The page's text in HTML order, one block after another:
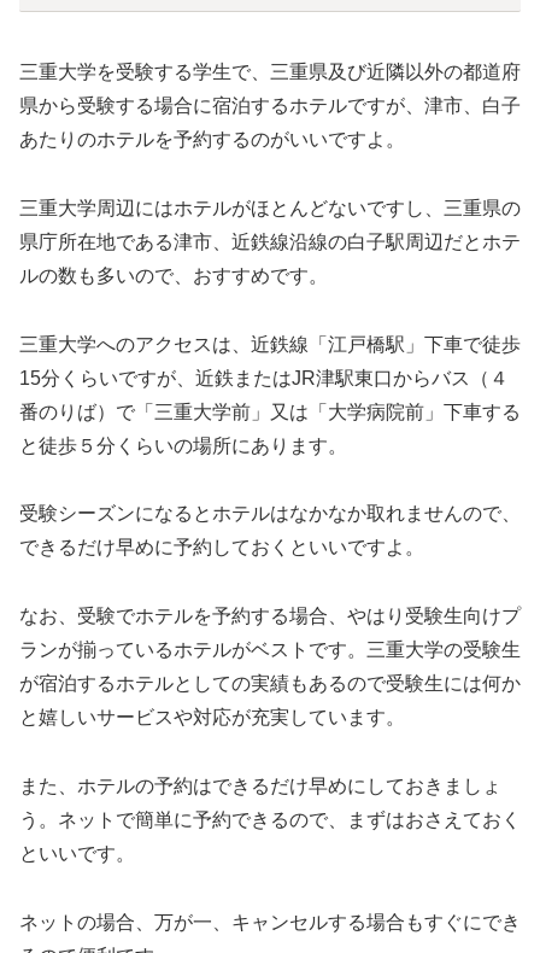
三重大学を受験する学生で、三重県及び近隣以外の都道府
県から受験する場合に宿泊するホテルですが、津市、白子
あたりのホテルを予約するのがいいですよ。
三重大学周辺にはホテルがほとんどないですし、三重県の
県庁所在地である津市、近鉄線沿線の白子駅周辺だとホテ
ルの数も多いので、おすすめです。
三重大学へのアクセスは、近鉄線「江戸橋駅」下車で徒歩
15分くらいですが、近鉄またはJR津駅東口からバス（４
番のりば）で「三重大学前」又は「大学病院前」下車する
と徒歩５分くらいの場所にあります。
受験シーズンになるとホテルはなかなか取れませんので、
できるだけ早めに予約しておくといいですよ。
なお、受験でホテルを予約する場合、やはり受験生向けプ
ランが揃っているホテルがベストです。三重大学の受験生
が宿泊するホテルとしての実績もあるので受験生には何か
と嬉しいサービスや対応が充実しています。
また、ホテルの予約はできるだけ早めにしておきましょ
う。ネットで簡単に予約できるので、まずはおさえておく
といいです。
ネットの場合、万が一、キャンセルする場合もすぐにでき